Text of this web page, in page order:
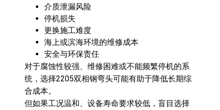
介质泄漏风险
停机损失
更换施工难度
海上或滨海环境的维修成本
安全与环保责任
对于腐蚀性较强、维修困难或不能频繁停机的系
统，选择2205双相钢弯头可能有助于降低长期综
合成本。
但如果工况温和、设备寿命要求较低，盲目选择